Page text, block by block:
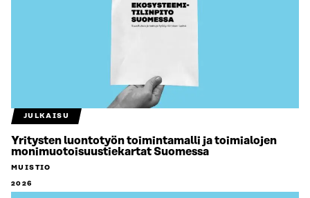
JULKAISU
Yritysten luontotyön toimintamalli ja toimialojen
monimuotoisuustiekartat Suomessa
MUISTIO
2026